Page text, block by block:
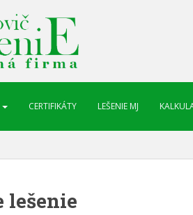
CERTIFIKÁTY LEŠENIE MJ
lešenie